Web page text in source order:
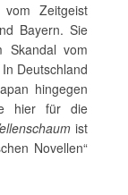
Zeitgeist
Bayern. Sie
Skandal vom
Deutschland
hingegen
hier für die
ist
Novellen“